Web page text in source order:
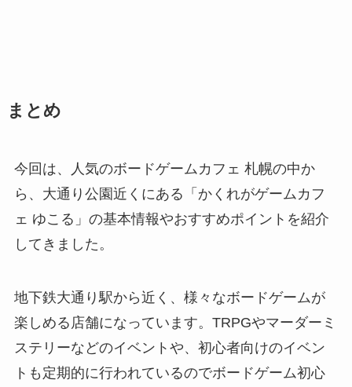
まとめ
今回は、人気のボードゲームカフェ 札幌の中か
ら、大通り公園近くにある「かくれがゲームカフ
ェ ゆこる」の基本情報やおすすめポイントを紹介
してきました。
地下鉄大通り駅から近く、様々なボードゲームが
楽しめる店舗になっています。TRPGやマーダーミ
ステリーなどのイベントや、初心者向けのイベン
トも定期的に行われているのでボードゲーム初心